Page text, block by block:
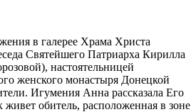
в галерее Храма Христа
Святейшего Патриарха Кирилла
настоятельницей
женского монастыря Донецкой
Игумения Анна рассказала Его
живет обитель, расположенная в зоне